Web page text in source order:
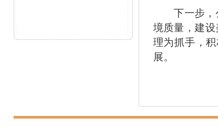
下一步
境质量，建
理为抓手，
展。